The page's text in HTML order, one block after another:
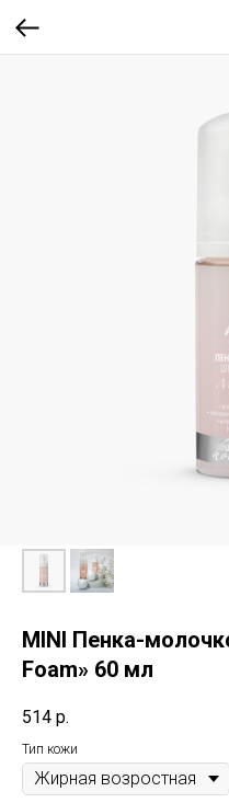
MINI Пенка-
Foam» 60 мл
514 р.
Тип кожи